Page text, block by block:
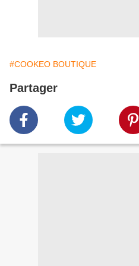
#COOKEO BOUTIQUE
Partager